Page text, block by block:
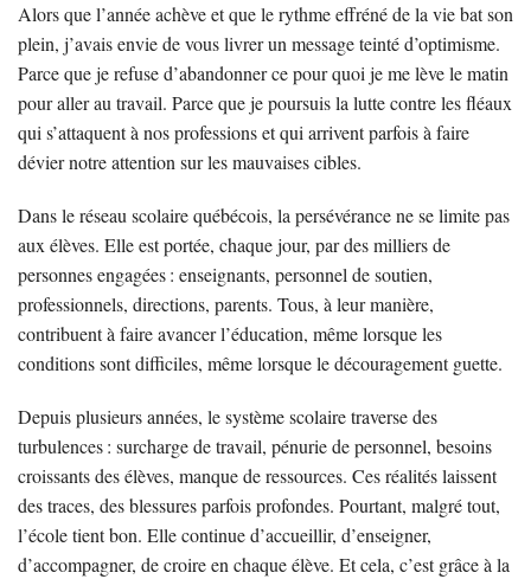
Alors que l’année achève et que le rythme effréné de la vie bat son
plein, j’avais envie de vous livrer un message teinté d’optimisme.
Parce que je refuse d’abandonner ce pour quoi je me lève le matin
pour aller au travail. Parce que je poursuis la lutte contre les fléaux
qui s’attaquent à nos professions et qui arrivent parfois à faire
dévier notre attention sur les mauvaises cibles.
Dans le réseau scolaire québécois, la persévérance ne se limite pas
aux élèves. Elle est portée, chaque jour, par des milliers de
personnes engagées : enseignants, personnel de soutien,
professionnels, directions, parents. Tous, à leur manière,
contribuent à faire avancer l’éducation, même lorsque les
conditions sont difficiles, même lorsque le découragement guette.
Depuis plusieurs années, le système scolaire traverse des
turbulences : surcharge de travail, pénurie de personnel, besoins
croissants des élèves, manque de ressources. Ces réalités laissent
des traces, des blessures parfois profondes. Pourtant, malgré tout,
l’école tient bon. Elle continue d’accueillir, d’enseigner,
d’accompagner, de croire en chaque élève. Et cela, c’est grâce à la